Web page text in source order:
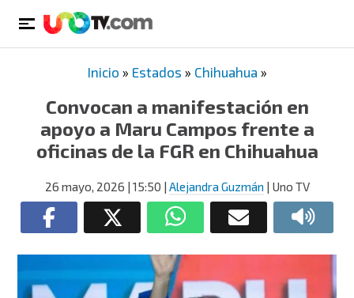
Inicio » Estados » Chihuahua »
Convocan a manifestación en
apoyo a Maru Campos frente a
oficinas de la FGR en Chihuahua
26 mayo, 2026 | 15:50 | Alejandra Guzmán | Uno TV